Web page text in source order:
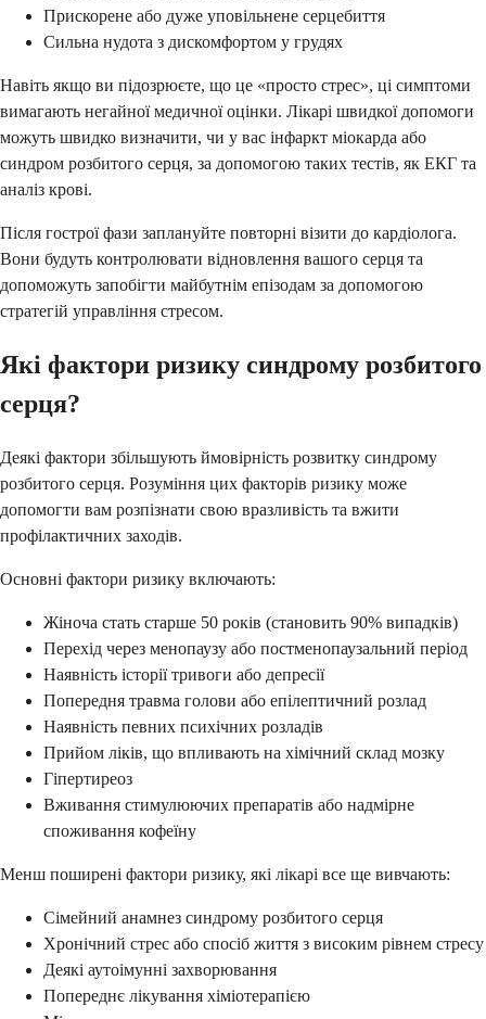
Прискорене або дуже уповільнене серцебиття
Сильна нудота з дискомфортом у грудях
Навіть якщо ви підозрюєте, що це «просто стрес», ці симптоми
вимагають негайної медичної оцінки. Лікарі швидкої допомоги
можуть швидко визначити, чи у вас інфаркт міокарда або
синдром розбитого серця, за допомогою таких тестів, як ЕКГ та
аналіз крові.
Після гострої фази заплануйте повторні візити до кардіолога.
Вони будуть контролювати відновлення вашого серця та
допоможуть запобігти майбутнім епізодам за допомогою
стратегій управління стресом.
Які фактори ризику синдрому розбитого
серця?
Деякі фактори збільшують ймовірність розвитку синдрому
розбитого серця. Розуміння цих факторів ризику може
допомогти вам розпізнати свою вразливість та вжити
профілактичних заходів.
Основні фактори ризику включають:
Жіноча стать старше 50 років (становить 90% випадків)
Перехід через менопаузу або постменопаузальний період
Наявність історії тривоги або депресії
Попередня травма голови або епілептичний розлад
Наявність певних психічних розладів
Прийом ліків, що впливають на хімічний склад мозку
Гіпертиреоз
Вживання стимулюючих препаратів або надмірне
споживання кофеїну
Менш поширені фактори ризику, які лікарі все ще вивчають:
Сімейний анамнез синдрому розбитого серця
Хронічний стрес або спосіб життя з високим рівнем стресу
Деякі аутоімунні захворювання
Попереднє лікування хіміотерапією